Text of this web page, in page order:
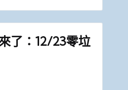
了：12/23零垃